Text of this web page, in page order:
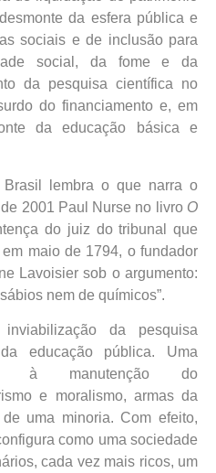
da esfera pública e
sociais e de inclusão para
social, da fome e da
da pesquisa científica no
do financiamento e, em
da educação básica e
lembra o que narra o
2001 Paul Nurse no livro O
do juiz do tribunal que
maio de 1794, o fundador
Lavoisier sob o argumento:
nem de químicos”.
da pesquisa
educação pública. Uma
à manutenção do
e moralismo, armas da
uma minoria. Com efeito,
como uma sociedade
cada vez mais ricos, um